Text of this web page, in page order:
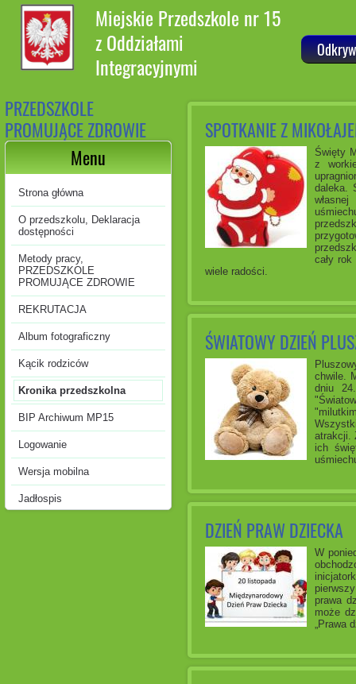
Miejskie Przedszkole nr 15
z Oddziałami
Integracyjnymi
PRZEDSZKOLE
PROMUJĄCE ZDROWIE
Menu
Strona główna
O przedszkolu, Deklaracja
dostępności
Metody pracy,
PRZEDSZKOLE
PROMUJĄCE ZDROWIE
REKRUTACJA
Album fotograficzny
Kącik rodziców
Kronika przedszkolna
BIP Archiwum MP15
Logowanie
Wersja mobilna
Jadłospis
SPOTKANIE Z
Święty
z
daleka.
cały
wiele radości.
ŚWIATOWY DZIEŃ
chwile.
dniu
atrakcji.
ich
DZIEŃ PRAW DZIECKA
W
prawa
może
„Prawa